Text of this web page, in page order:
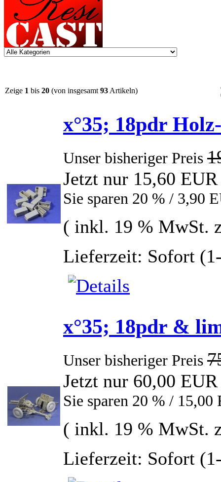
Zeige 1 bis 20 (von insgesamt 93 Artikeln)
x°35; 18pdr
Unser bisheriger Preis
Jetzt nur 15,60 EUR
Sie sparen 20 % / 3,90
( inkl. 19 % MwSt.
Lieferzeit: Sofort
x°35; 18pdr &
Unser bisheriger Preis
Jetzt nur 60,00 EUR
Sie sparen 20 % / 15,00
( inkl. 19 % MwSt.
Lieferzeit: Sofort